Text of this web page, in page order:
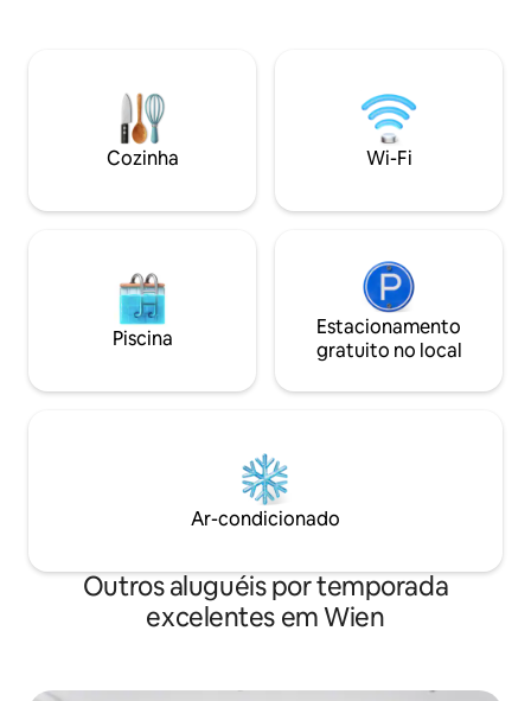
suas necessidades diárias, lojas, cafés e
restaurantes bem ao virar da esquina.
Mergulhe em arte, cultura, compras e
pontos turísticos a poucos passos de
máquina de lavar
chuveiro,
satélite,internet e
Cozinha Wi-Fi
Piscina
Estacionamento
gratuito no local
Ar-condicionado
Outros aluguéis por temporada
excelentes em Wien